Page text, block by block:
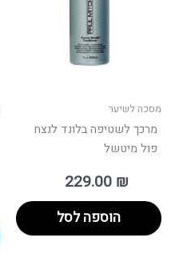
מסכה לשיער
מרכך לשטיפה בלונד לנצח
פול מיטשל
229.00 ₪
הוספה לסל